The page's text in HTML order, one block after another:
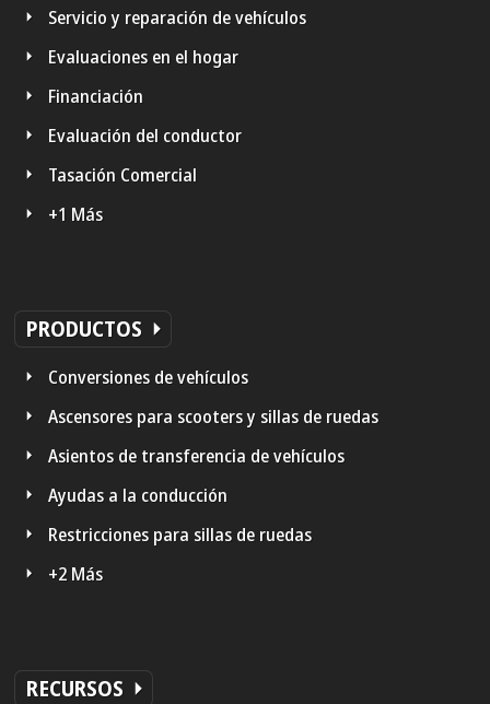
Servicio y reparación de vehículos
Evaluaciones en el hogar
Financiación
Evaluación del conductor
Tasación Comercial
+1 Más
PRODUCTOS
Conversiones de vehículos
Ascensores para scooters y sillas de ruedas
Asientos de transferencia de vehículos
Ayudas a la conducción
Restricciones para sillas de ruedas
+2 Más
RECURSOS